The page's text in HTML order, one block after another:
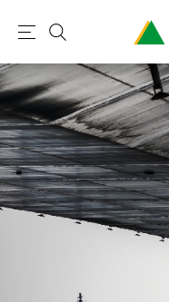
현
건
설
(
H
Y
U
N
메
뉴
검
색